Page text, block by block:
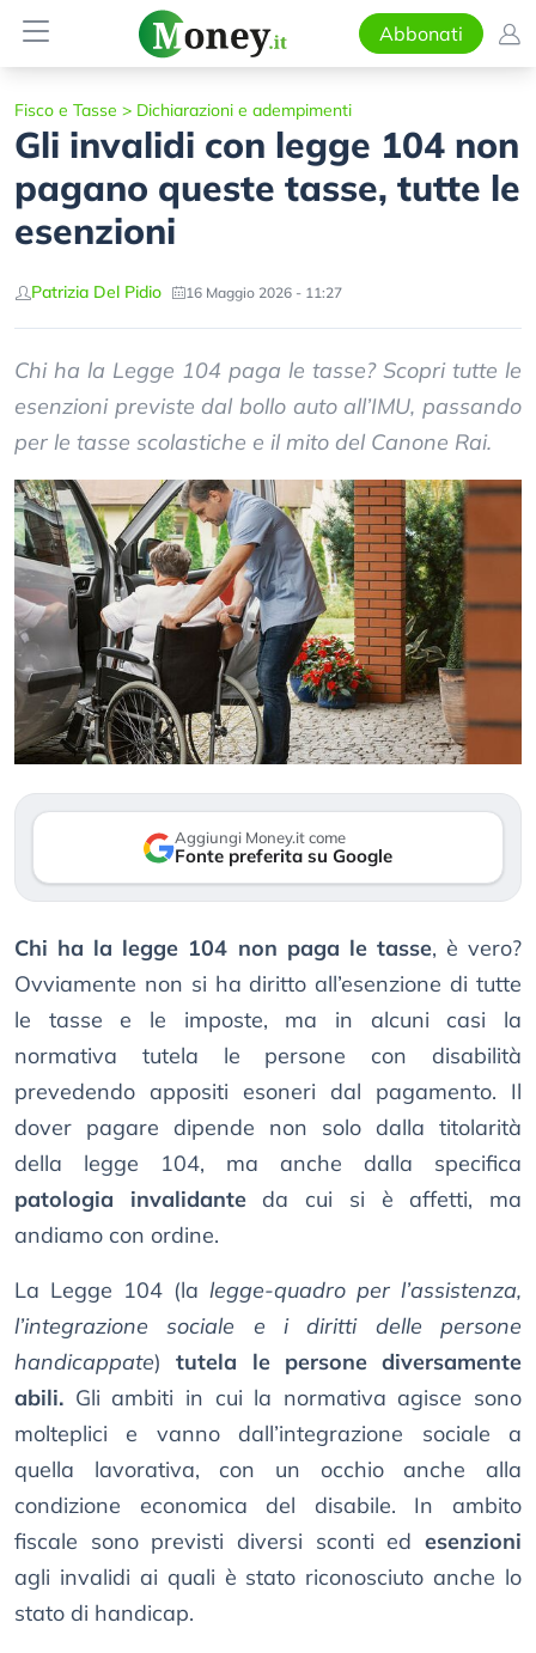
Abbonati
Fisco e Tasse > Dichiarazioni e adempimenti
Gli invalidi con legge 104 non
pagano queste tasse, tutte le
esenzioni
Patrizia Del Pidio 16 Maggio 2026 - 11:27
Chi ha la Legge 104 paga le tasse? Scopri tutte le
esenzioni previste dal bollo auto all’IMU, passando
per le tasse scolastiche e il mito del Canone Rai.
Aggiungi Money.it come
Fonte preferita su Google
Chi ha la legge 104 non paga le tasse, è vero?
Ovviamente non si ha diritto all’esenzione di tutte
le tasse e le imposte, ma in alcuni casi la
normativa tutela le persone con disabilità
prevedendo appositi esoneri dal pagamento. Il
dover pagare dipende non solo dalla titolarità
della legge 104, ma anche dalla specifica
patologia invalidanteda cui si è affetti, ma
andiamo con ordine.
La Legge 104 (la legge-quadro per l’assistenza,
l’integrazione sociale e i diritti delle persone
handicappate)tutela le persone diversamente
abili. Gli ambiti in cui la normativa agisce sono
molteplici e vanno dall’integrazione sociale a
quella lavorativa, con un occhio anche alla
condizione economica del disabile. In ambito
fiscale sono previsti diversi sconti ed esenzioni
agli invalidi ai quali è stato riconosciuto anche lo
stato di handicap.